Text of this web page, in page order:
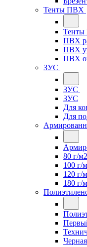
Тенты ПВХ
ПВХ
ПВХ
ПВХ
ЗУС
ЗУС
ЗУС
Для
Для
80 г/м2
100 г/
120 г/
180 г/
Черная